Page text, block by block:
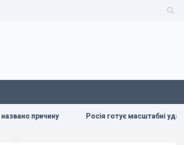
Росія готує масштабні удари по Києву